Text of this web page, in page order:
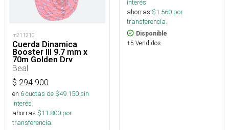
m211210
Cuerda Dinamica
Booster III 9.7 mm x
70m Golden Dry
Orange
Beal
$ 294.900
en 6cuotas de $49.150sin
interés
ahorras $11.800 por
transferencia.
interés
ahorras $1.560 por
transferencia.
Disponible
+5 Vendidos